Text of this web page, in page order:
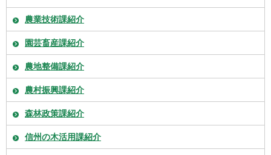
農業技術課紹介
園芸畜産課紹介
農地整備課紹介
農村振興課紹介
森林政策課紹介
信州の木活用課紹介